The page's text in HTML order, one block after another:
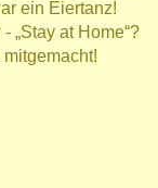
ein Eiertanz!
„Stay at Home“?